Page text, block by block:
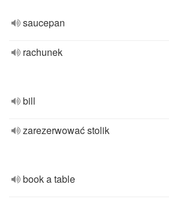
saucepan
rachunek
bill
zarezerwować stolik
book a table